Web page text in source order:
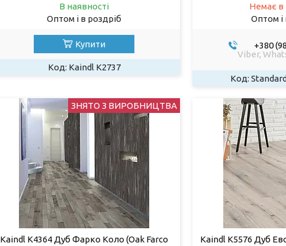
В наявності
Оптом і в роздріб
Купити
Kaindl К2737
Немає в
Оптом і
+380
Viber,
ЗНЯТО З ВИРОБНИЦТВА
Kaindl K4364 Дуб Фарко Коло (Oak Farco
Kaindl K5576 Дуб